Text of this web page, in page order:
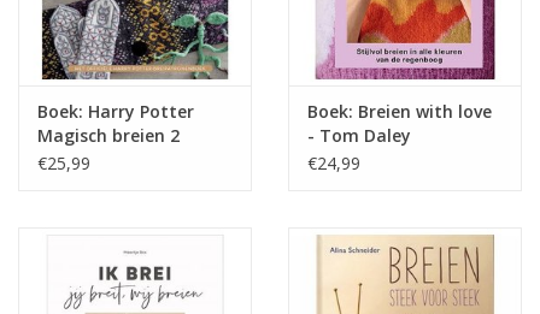
Boek: Harry Potter
Magisch breien 2
€25,99
Boek: Breien with love
- Tom Daley
€24,99